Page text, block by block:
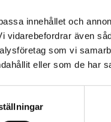
innehållet och
även
som vi
eller som de har
som att du besöker
Sverige. Vi erbjuder
att kunna slutföra ett
vara i Sverige.